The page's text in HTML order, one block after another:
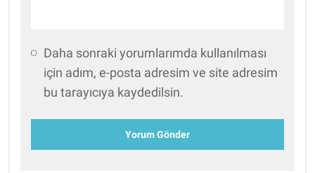
Daha sonraki yorumlarımda kullanılması
için adım, e-posta adresim ve site adresim
bu tarayıcıya kaydedilsin.